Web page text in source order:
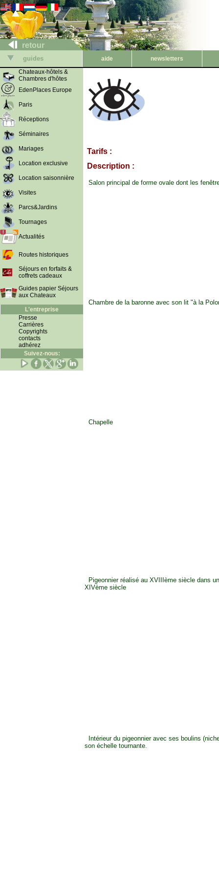
retour
guides aide
newsletters
Chateaux-hôtels &
Chambres d'hôtes
EdenPlaces Europe
Paris
Réceptions
Séminaires
Mariages
Location exclusive
Location saisonnière
Visites
Parcs&Jardins
Tournages
Actualités
Routes historiques
Séjours en forfaits &
coffrets cadeaux
Guides papier Séjours
aux Chateaux
L'entreprise
Presse
Carrières
Copyrights
contacts
adhérez
Suivez-nous:
Tarifs :
Description :
Salon principal de forme ovale dont les
Chambre de la baronne avec son lit "à la
Chapelle
Pigeonnier réalisé au XVIIIème siècle dans
XIVème siècle
Intérieur du pigeonnier avec ses boulins
son échelle tournante.